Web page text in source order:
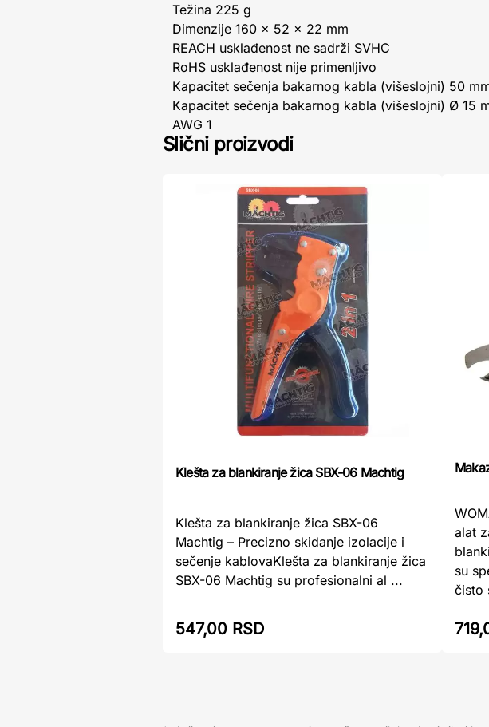
Težina 225 g
Dimenzije 160 x 52 x 22 mm
REACH usklađenost ne sadrži SVHC
RoHS usklađenost nije primenljivo
Kapacitet sečenja bakarnog kabla (višeslojni) 50
Kapacitet sečenja bakarnog kabla (višeslojni) Ø 15
AWG 1
Slični proizvodi
Klešta za blankiranje žica SBX-06 Machtig
Klešta za blankiranje žica SBX-06
Machtig – Precizno skidanje izolacije i
sečenje kablovaKlešta za blankiranje žica
SBX-06 Machtig su profesionalni al ...
547,00 RSD
alat
su
čisto